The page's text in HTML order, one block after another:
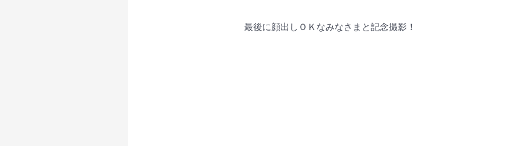
最後に顔出しＯＫなみなさまと記念撮影！